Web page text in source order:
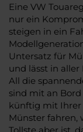
Eine VW
nur ein
steigen in ein
Untersatz für
und lässt in aller
All die
sind mit an
künftig mit Ihrer
Münster fahren,
Tollste aber ist,